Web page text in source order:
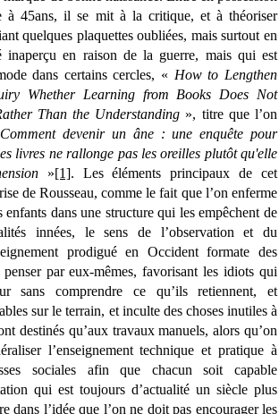
à 45ans, il se mit à la critique, et à théoriser
quelques plaquettes oubliées, mais surtout en
inaperçu en raison de la guerre, mais qui est
dans certains cercles, « How to Lengthen
Whether Learning from Books Does Not
Than the Understanding », titre que l’on
Comment devenir un âne : une enquête pour
livres ne rallonge pas les oreilles plutôt qu'elle
»[1]. Les éléments principaux de cet
de Rousseau, comme le fait que l’on enferme
enfants dans une structure qui les empêchent de
innées, le sens de l’observation et du
prodigué en Occident formate des
penser par eux-mêmes, favorisant les idiots qui
sans comprendre ce qu’ils retiennent, et
sur le terrain, et inculte des choses inutiles à
destinés qu’aux travaux manuels, alors qu’on
l’enseignement technique et pratique à
sociales afin que chacun soit capable
qui est toujours d’actualité un siècle plus
dans l’idée que l’on ne doit pas encourager les